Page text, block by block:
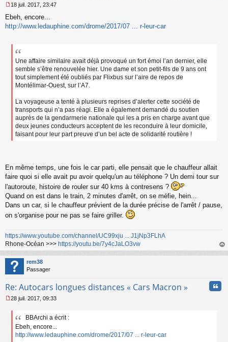
e
s
18 juil. 2017, 23:47
Ebeh, encore...
http://www.ledauphine.com/drome/2017/07 ... r-leur-car
Une affaire similaire avait déjà provoqué un fort émoi l’an dernier, elle
semble s’être renouvelée hier. Une dame et son petit-fils de 9 ans ont
tout simplement été oubliés par Flixbus sur l’aire de repos de
Montélimar-Ouest, sur l’A7.
La voyageuse a tenté à plusieurs reprises d’alerter cette société de
transports qui n’a pas réagi. Elle a également demandé du soutien
auprès de la gendarmerie nationale qui les a pris en charge avant que
deux jeunes conducteurs acceptent de les reconduire à leur domicile,
faisant pour leur part preuve d’un bel acte de solidarité routière !
En même temps, une fois le car parti, elle pensait que le chauffeur allait
faire quoi si elle avait pu avoir quelqu'un au téléphone ? Un demi tour sur
l'autoroute, histoire de rouler sur 40 kms à contresens ?
Quand on est dans le train, 2 minutes d'arrêt, on se méfie, hein...
Dans un car, si le chauffeur prévient de la durée précise de l'arrêt / pause,
on s'organise pour ne pas se faire griller.
https://www.youtube.com/channel/UC99xju ... J1jNp3FLhA
Rhone-Océan >>> https://youtu.be/7y4cJaLO3vw
au
rem38
Passager
Re: Autocars longues distances « Cars Macron »
e
28 juil. 2017, 09:33
BBArchi a écrit :
Ebeh, encore...
http://www.ledauphine.com/drome/2017/07 ... r-leur-car